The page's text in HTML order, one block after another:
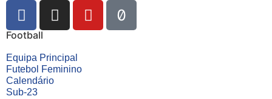
Football
Equipa Principal
Futebol Feminino
Calendário
Sub-23